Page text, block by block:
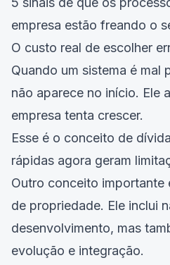
empresa estão freando o
O custo real de escolher
Quando um sistema é mal
não aparece no início. Ele
empresa tenta crescer.
Esse é o conceito de
rápidas agora geram
Outro conceito importante
de propriedade. Ele inclui
desenvolvimento, mas
evolução e integração.